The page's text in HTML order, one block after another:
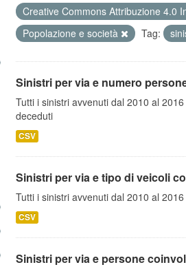
Creative Commons Attribuzione 4.0
Popolazione e società
Tag:
Sinistri per via e numero
Tutti i sinistri avvenuti dal 2010 al
deceduti
CSV
Sinistri per via e tipo di veicoli
Tutti i sinistri avvenuti dal 2010 al
CSV
Sinistri per via e persone